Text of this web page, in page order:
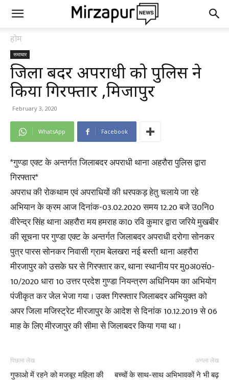
होम
समाचार
जिला बदर अपराधी को पुलिस ने
किया गिरफ्तार ,मिर्जापुर
February 3, 2020
WhatsApp Facebook
*गुण्डा एक्ट के अन्तर्गत जिलाबदर अपराधी थाना अहरौरा पुलिस द्वारा
गिरफ्तार*
अपराध की रोकथाम एवं अपराधियों की धरपकड़ हेतु चलाये जा रहे
अभियान के क्रम आज दिनांक-03.02.2020 समय 12.20 बजे उ0नि0
वीरेन्द्र सिंह थाना अहरौरा मय हमराह का0 रवि कुमार द्वारा जरिये मुखबीर
की सूचना पर गुण्डा एक्ट के अन्तर्गत जिलाबदर अपराधी दरोगा सोनकर
पुत्र पारस सोनकर निवासी ग्राम बेलखरा नई बस्ती थाना अहरौरा
मीरजापुर को उसके घर से गिरफ्तार कर, थाना स्थानीय पर मु0अ0सं0-
10/2020 धारा 10 उत्तर प्रदेश गुण्डा नियन्त्रण अधिनियम का अभियोग
पंजीकृत कर जेल भेजा गया । उक्त गिरफ्तार जिलाबदर अभियुक्त को
अपर जिला मजिस्ट्रेट मीरजापुर के आदेश से दिनांक 10.12.2019 से 06
माह के लिए मीरजापुर की सीमा से जिलाबदर किया गया था ।
पिछला लेख
गुफाओ में रहने को मजबूर महिला की
अगला लेख
बच्चों के साथ-साथ अभिभावकों ने भी बढ़